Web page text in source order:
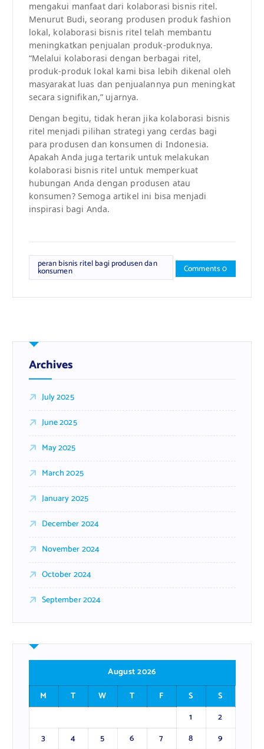
mengakui manfaat dari kolaborasi bisnis ritel.
Menurut Budi, seorang produsen produk fashion
lokal, kolaborasi bisnis ritel telah membantu
meningkatkan penjualan produk-produknya.
“Melalui kolaborasi dengan berbagai ritel,
produk-produk lokal kami bisa lebih dikenal oleh
masyarakat luas dan penjualannya pun meningkat
secara signifikan,” ujarnya.
Dengan begitu, tidak heran jika kolaborasi bisnis
ritel menjadi pilihan strategi yang cerdas bagi
para produsen dan konsumen di Indonesia.
Apakah Anda juga tertarik untuk melakukan
kolaborasi bisnis ritel untuk memperkuat
hubungan Anda dengan produsen atau
konsumen? Semoga artikel ini bisa menjadi
inspirasi bagi Anda.
peran bisnis ritel bagi produsen dan
konsumen Comments 0
Archives
July 2025
June 2025
May 2025
March 2025
January 2025
December 2024
November 2024
October 2024
September 2024
August 2026
M
T W T F S
S
1
2
3
4 5 6 7 8
9